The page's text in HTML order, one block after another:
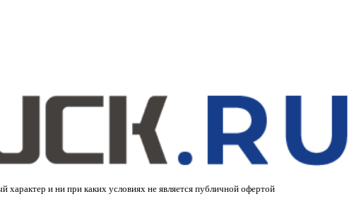
и ни при каких условиях не является публичной офертой